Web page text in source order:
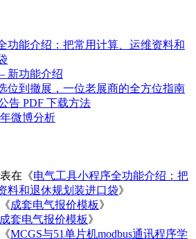
功能介绍：把常用计算、运维资料和
新功能介绍
位到撤展，一位老展商的全方位指南
告 PDF 下载方法
微博分析
在《电气工具小程序全功能介绍：把
料和退休规划装进口袋》
成套电气报价模板》
成套电气报价模板》
MCGS与51单片机modbus通讯程序学